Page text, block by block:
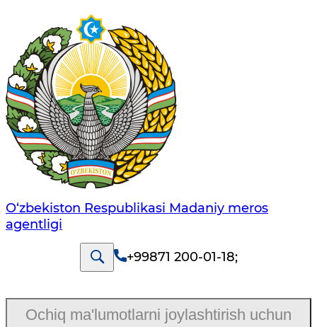
O‘zbekiston Respublikasi Madaniy meros
agentligi
+99871 200-01-18;
Ochiq ma'lumotlarni joylashtirish uchun